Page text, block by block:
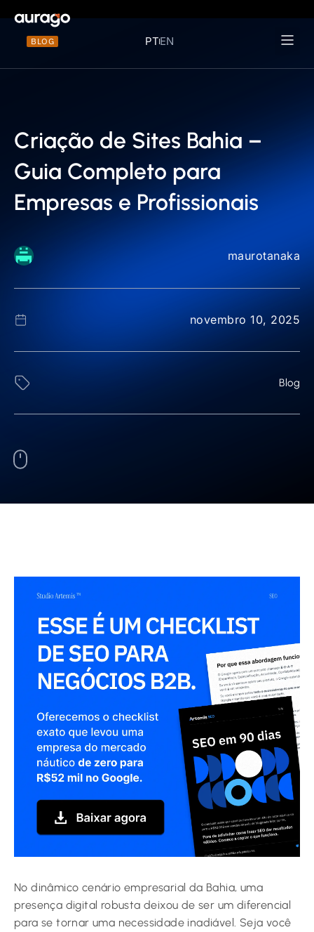
BLOG PTEN
Criação de Sites Bahia –
Guia Completo para
Empresas e Profissionais
maurotanaka
novembro 10, 2025
Blog
No dinâmico cenário empresarial da Bahia, uma
presença digital robusta deixou de ser um diferencial
para se tornar uma necessidade inadiável. Seja você